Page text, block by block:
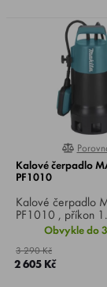
0%
Kalové čerpadlo
PF1010
Kalové čerpadlo MAKITA
PF1010 , příkon
max. výtlak 10 m,
hloubka ponoru 5 m,
max. průtok 240
částice 35 mm,
Obvykle do
3 290 Kč
2 605 Kč